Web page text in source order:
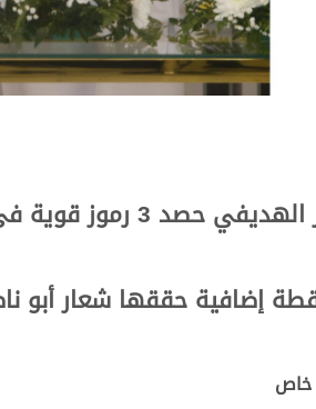
3 رموز قوية في موسم العودة للصدارة
خاص